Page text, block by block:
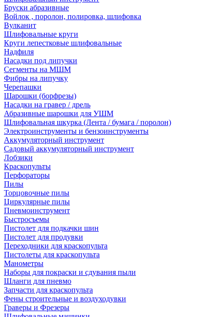
Бруски абразивные
Войлок , поролон, полировка, шлифовка
Вулканит
Шлифовальные круги
Круги лепестковые шлифовальные
Надфиля
Насадки под липучки
Сегменты на МШМ
Фибры на липучку
Черепашки
Шарошки (борфрезы)
Насадки на гравер / дрель
Абразивные шарошки для УШМ
Шлифовальная шкурка (Лента / бумага / поролон)
Электроинструменты и бензоинструменты
Аккумуляторный инструмент
Садовый аккумуляторный инструмент
Лобзики
Краскопульты
Перфораторы
Пилы
Торцовочные пилы
Циркулярные пилы
Пневмоинструмент
Быстросъемы
Пистолет для подкачки шин
Пистолет для продувки
Переходники для краскопульта
Пистолеты для краскопульта
Манометры
Наборы для покраски и сдувания пыли
Шланги для пневмо
Запчасти для краскопульта
Фены строительные и воздуходувки
Граверы и Фрезеры